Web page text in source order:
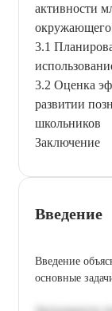
активности
3.1
3.2 Оценка
развитии
школьников
Заключение
Введение
Введение
основные